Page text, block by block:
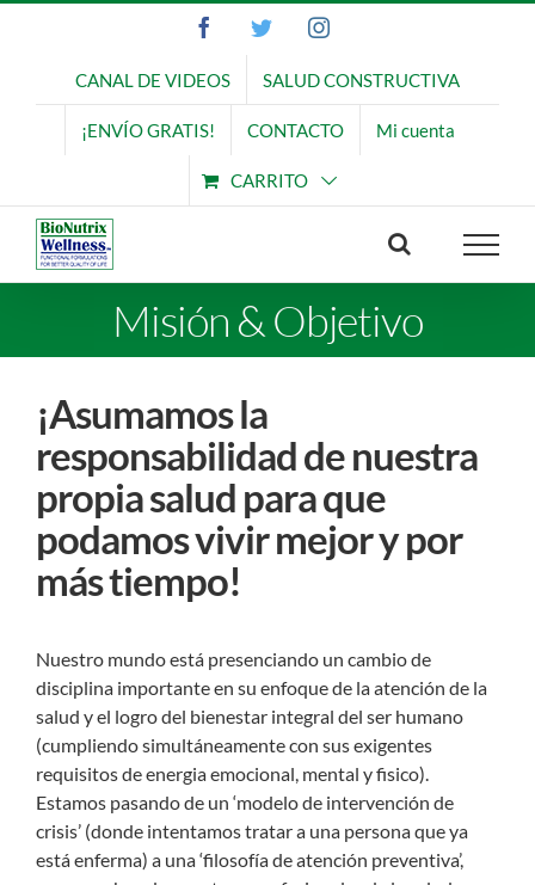
contenido
FacebookTwitterInstagram
CANAL DE VIDEOS SALUD CONSTRUCTIVA
¡ENVÍO GRATIS! CONTACTO Mi cuenta
CARRITO
Misión & Objetivo
¡Asumamos la
responsabilidad de nuestra
propia salud para que
podamos vivir mejor y por
más tiempo!
Nuestro mundo está presenciando un cambio de
disciplina importante en su enfoque de la atención de la
salud y el logro del bienestar integral del ser humano
(cumpliendo simultáneamente con sus exigentes
requisitos de energia emocional, mental y fisico).
Estamos pasando de un ‘modelo de intervención de
crisis’ (donde intentamos tratar a una persona que ya
está enferma) a una ‘filosofía de atención preventiva’,